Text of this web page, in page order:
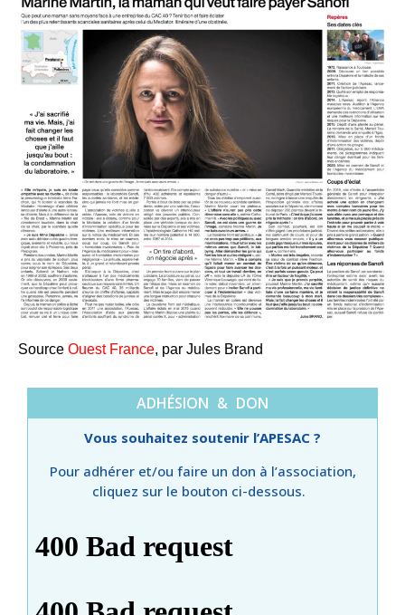
Source Ouest France, par Jules Brand
ADHÉSION & DON
Vous souhaitez soutenir l’APESAC ?
Pour adhérer et/ou faire un don à l’association,
cliquez sur le bouton ci-dessous.